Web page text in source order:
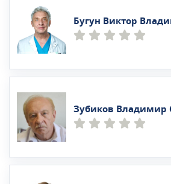
Бугун Виктор
Зубиков Владимир